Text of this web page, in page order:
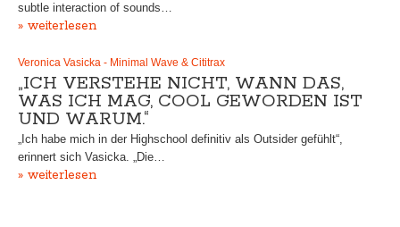
subtle interaction of sounds…
» weiterlesen
Veronica Vasicka - Minimal Wave & Cititrax
„ICH VERSTEHE NICHT, WANN DAS,
WAS ICH MAG, COOL GEWORDEN IST
UND WARUM.“
„Ich habe mich in der Highschool definitiv als Outsider gefühlt“,
erinnert sich Vasicka. „Die…
» weiterlesen